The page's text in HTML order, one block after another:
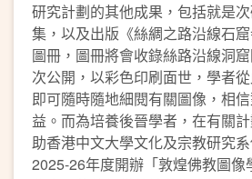
研究計劃的其他成果，包括就是
集，以及出版《絲綢之路沿線石窟
圖冊，圖冊將會收錄絲路沿線洞
次公開，以彩色印刷面世，學者
即可隨時隨地細閱有關圖像，相
益。而為培養後晉學者，在有關
助香港中文大學文化及宗教研究
2025-26年度開辦「敦煌佛教圖像